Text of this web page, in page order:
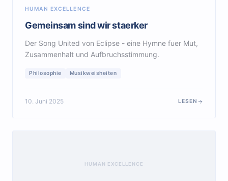
HUMAN EXCELLENCE
Gemeinsam sind wir staerker
Der Song United von Eclipse - eine Hymne fuer Mut,
Zusammenhalt und Aufbruchsstimmung.
Philosophie Musikweisheiten
10. Juni 2025 LESEN
HUMAN EXCELLENCE